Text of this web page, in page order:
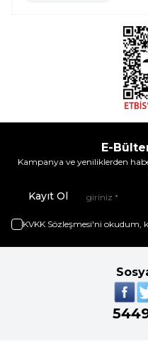
E-
Kampanya ve yeniliklerden
Kayıt Ol
KVKK Sözleşmesi'ni okudum,